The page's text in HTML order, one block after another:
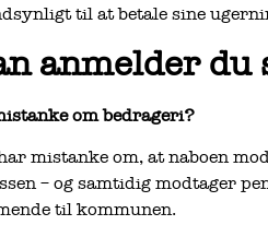
til at betale sine
anmelder
om bedrageri?
mistanke om, at naboen
– og samtidig modtager
til kommunen.